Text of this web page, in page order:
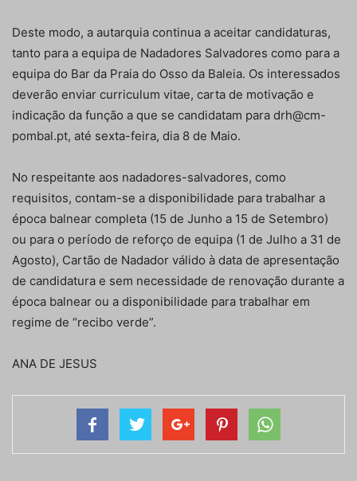
Deste modo, a autarquia continua a aceitar candidaturas,
tanto para a equipa de Nadadores Salvadores como para a
equipa do Bar da Praia do Osso da Baleia. Os interessados
deverão enviar curriculum vitae, carta de motivação e
indicação da função a que se candidatam para drh@cm-
pombal.pt, até sexta-feira, dia 8 de Maio.
No respeitante aos nadadores-salvadores, como
requisitos, contam-se a disponibilidade para trabalhar a
época balnear completa (15 de Junho a 15 de Setembro)
ou para o período de reforço de equipa (1 de Julho a 31 de
Agosto), Cartão de Nadador válido à data de apresentação
de candidatura e sem necessidade de renovação durante a
época balnear ou a disponibilidade para trabalhar em
regime de “recibo verde”.
ANA DE JESUS